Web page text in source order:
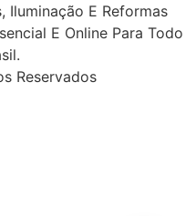
Iluminação E Reformas
E Online Para Todo
Reservados